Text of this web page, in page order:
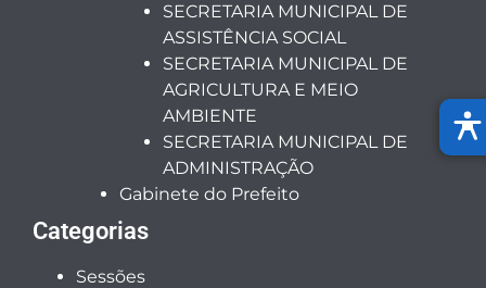
SECRETARIA MUNICIPAL DE
ASSISTÊNCIA SOCIAL
SECRETARIA MUNICIPAL DE
AGRICULTURA E MEIO
AMBIENTE
SECRETARIA MUNICIPAL DE
ADMINISTRAÇÃO
Gabinete do Prefeito
Categorias
Sessões